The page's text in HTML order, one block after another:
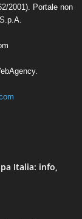
2001). Portale non
.
Italia: info,